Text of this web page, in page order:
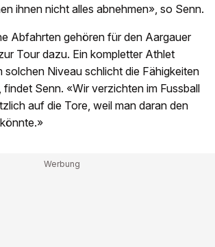
ihnen nicht alles abnehmen», so Senn.
Abfahrten gehören für den Aargauer
Tour dazu. Ein kompletter Athlet
solchen Niveau schlicht die Fähigkeiten
findet Senn. «Wir verzichten im Fussball
auf die Tore, weil man daran den